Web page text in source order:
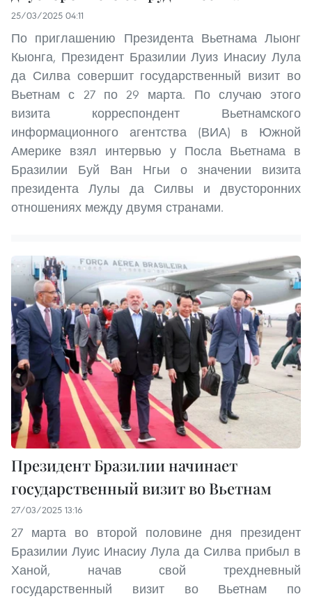
25/03/2025 04:11
По приглашению Президента Вьетнама Лыонг
Кыонга, Президент Бразилии Луиз Инасиу Лула
да Силва совершит государственный визит во
Вьетнам с 27 по 29 марта. По случаю этого
визита корреспондент Вьетнамского
информационного агентства (ВИА) в Южной
Америке взял интервью у Посла Вьетнама в
Бразилии Буй Ван Нгьи о значении визита
президента Лулы да Силвы и двусторонних
отношениях между двумя странами.
Президент Бразилии начинает
государственный визит во Вьетнам
27/03/2025 13:16
27 марта во второй половине дня президент
Бразилии Луис Инасиу Лула да Силва прибыл в
Ханой, начав свой трехдневный
государственный визит во Вьетнам по